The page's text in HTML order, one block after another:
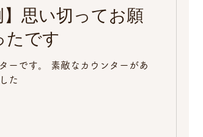
】思い切ってお願
たです
ーです。 素敵なカウンターがあ
た